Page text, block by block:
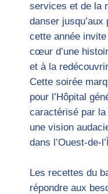
services et de la
danser
cette année
cœur d’une
et à la
Cette soirée
pour l’Hôpital
caractérisé par la
une vision
dans l’Ouest-de-
Les recettes du
répondre aux